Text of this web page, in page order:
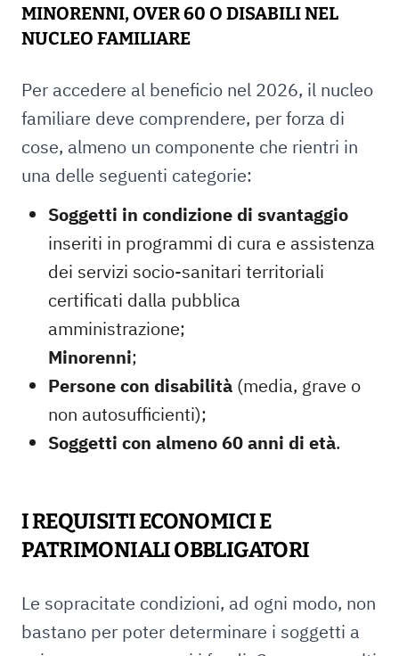
MINORENNI, OVER 60 O DISABILI NEL
NUCLEO FAMILIARE
Per accedere al beneficio nel 2026, il nucleo
familiare deve comprendere, per forza di
cose, almeno un componente che rientri in
una delle seguenti categorie:
Soggetti in condizione di svantaggio
inseriti in programmi di cura e assistenza
dei servizi socio-sanitari territoriali
certificati dalla pubblica
amministrazione;
Minorenni;
Persone con disabilità (media, grave o
non autosufficienti);
Soggetti con almeno 60 anni di età.
I REQUISITI ECONOMICI E
PATRIMONIALI OBBLIGATORI
Le sopracitate condizioni, ad ogni modo, non
bastano per poter determinare i soggetti a